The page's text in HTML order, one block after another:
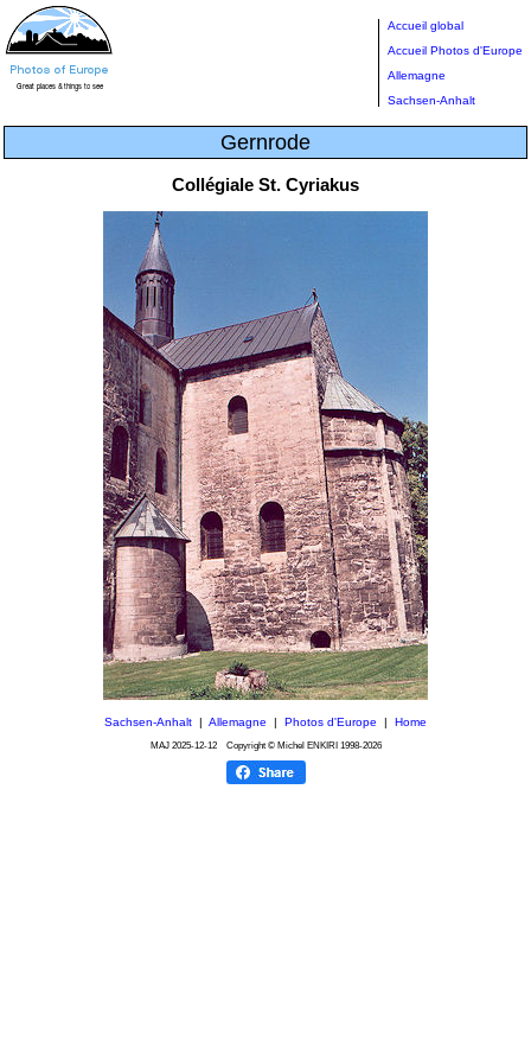
Accueil global
Accueil Photos d'Europe
Allemagne
Sachsen-Anhalt
Gernrode
Collégiale St. Cyriakus
Sachsen-Anhalt Allemagne Photos d'Europe Home
MAJ 2025-12-12Copyright © Michel ENKIRI 1998-2026